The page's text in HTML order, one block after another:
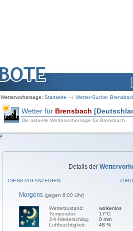
Wettervorhersage: Startseite Wetter-Suche:
Wetter für Brensbach
Die aktuelle Wettervorhersage für Brensbach
Details der
DIENSTAG ANZEIGEN
Morgens (gegen 6:00 Uhr)
Wetterzustand:
Temperatur:
3-h-Niederschlag:
Luftfeuchtigkeit:
wolkenlos
17°C
0 mm
48 %